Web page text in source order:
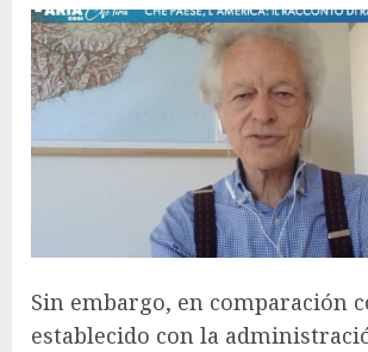
Sin embargo, en comparación
establecido con la